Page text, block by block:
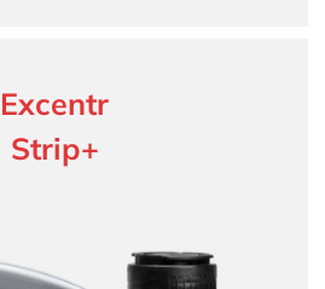
Excentr
Strip+